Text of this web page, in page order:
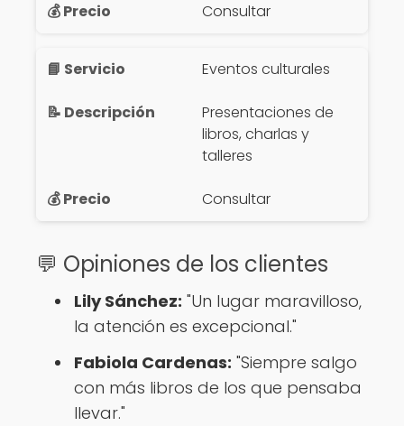
Consultar
Eventos culturales
Presentaciones de
libros, charlas y
talleres
Consultar
💬 Opiniones de los clientes
Lily Sánchez: "Un lugar maravilloso,
la atención es excepcional."
Fabiola Cardenas: "Siempre salgo
con más libros de los que pensaba
llevar."